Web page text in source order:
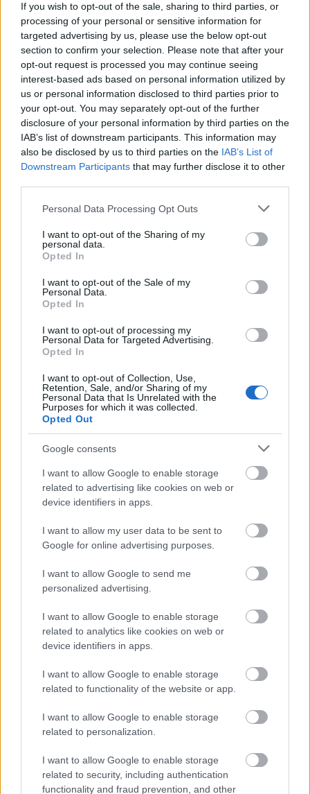
If you wish to opt-out of the sale, sharing to third parties, or
processing of your personal or sensitive information for
targeted advertising by us, please use the below opt-out
section to confirm your selection. Please note that after your
opt-out request is processed you may continue seeing
interest-based ads based on personal information utilized by
us or personal information disclosed to third parties prior to
your opt-out. You may separately opt-out of the further
disclosure of your personal information by third parties on the
IAB’s list of downstream participants. This information may
also be disclosed by us to third parties on the IAB’s List of
Downstream Participants that may further disclose it to other
Please note that this website/app uses one or more Google
not limited to your visit or usage behaviour. You may click to
grant or deny consent to Google and its third-party tags to
use your data for below specified purposes in below Google
consent section.
Personal Data Processing Opt Outs
I want to opt-out of the Sharing of my
personal data.
Opted In
I want to opt-out of the Sale of my
Personal Data.
Opted In
I want to opt-out of processing my
Personal Data for Targeted Advertising.
Opted In
I want to opt-out of Collection, Use,
Retention, Sale, and/or Sharing of my
Personal Data that Is Unrelated with the
Purposes for which it was collected.
Opted Out
Google consents
I want to allow Google to enable storage
related to advertising like cookies on web or
device identifiers in apps.
I want to allow my user data to be sent to
Google for online advertising purposes.
I want to allow Google to send me
personalized advertising.
I want to allow Google to enable storage
related to analytics like cookies on web or
device identifiers in apps.
I want to allow Google to enable storage
related to functionality of the website or app.
I want to allow Google to enable storage
related to personalization.
I want to allow Google to enable storage
related to security, including authentication
functionality and fraud prevention, and other
Οργάνωση
Παίρνουμε χαρτί και στυλό, και ξεκινάμε να
γράφουμε τις υποχρεώσεις μας. Με αυτόν τον
αισθανόμαστε πιο έτοιμοι να αντιμετωπίσουμε όσα
θα έρθουν μέσα στη μέρα.
Ακολουθήστε το
news
και μάθετε τα πάντα γύρω από
τη διατροφή, τη γυμναστική, το σεξ
και την ψυχική υγεία.
ΔΙΑΒΑΖΟΝΤΑΙ ΤΩΡΑ
3 ζώδια θα μπουν σε σκληρά διλήμματα μέχρι τις
Αυτό το φυτό πρέπει να φυτέψεις τον Αύγουστο
για να απαλλαγείς από τα κουνούπια
Η συνήθεια που «σκουριάζει» σιωπηλά το μυαλό
σου - Συμβαίνει στους περισσότερους και δεν το
καταλαβαίνουμε